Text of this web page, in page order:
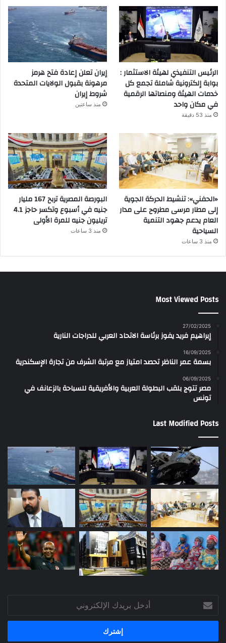
الرئيس التنفيذي لهيئة الاستثمار :
بوابة إلكترونية شاملة تجمع كل
خدمات الهيئة ومنصاتها الرقمية
في مكان واحد
منذ 53 دقيقة
إيران تعلن إعادة فتح هرمز
مرهونة بقبول الولايات المتحدة
شروط إيران
منذ ساعتين
«الحفني»: تنشيط الحركة الجوية
إلى مطار مرسى مطروح على مدار
العام يدعم جهود التنمية
السياحية
منذ 3 ساعات
البورصة المصرية تربح 167 مليار
جنيه في أسبوع وتكسر حاجز 4.1
تريليون جنيه للمرة الأولى
منذ 3 ساعات
Most Viewed Posts
27/02/2025
إبراهيم فريد يفوز برئاسة الاتحاد العربي للدراجات النارية
16/09/2025
بسمة عمر الناظر تحصد امتياز مع مرتبة الشرف من تجارة الإسكندرية
06/09/2025
مصر تتوج بلقب البطولة العربية والأفريقية للسباحة بالزعانف في
تونس
Last Modified Posts
بريدك
الإلكتروني